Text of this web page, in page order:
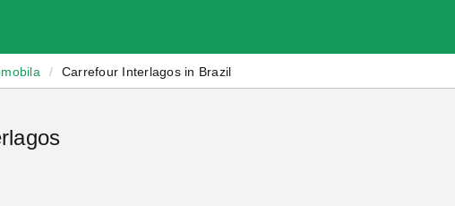
/ Carrefour Interlagos in Brazil